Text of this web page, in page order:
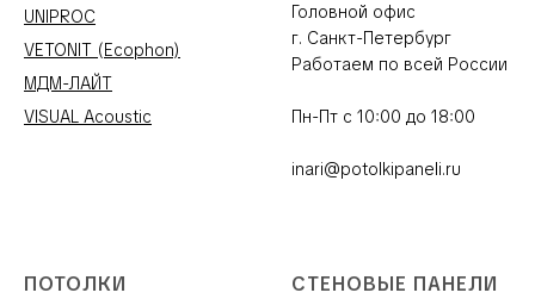
UNIPROC
VETONIT (Ecophon)
МДМ-ЛАЙТ
VISUAL Acoustic
Головной офис
г. Санкт-Петербург
Работаем по всей России
Пн-Пт с 10:00 до 18:00
inari@potolkipaneli.ru
ПОТОЛКИ СТЕНОВЫЕ ПАНЕЛИ